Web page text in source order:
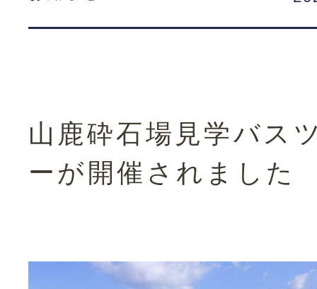
山鹿砕石場見学バス
ーが開催されました